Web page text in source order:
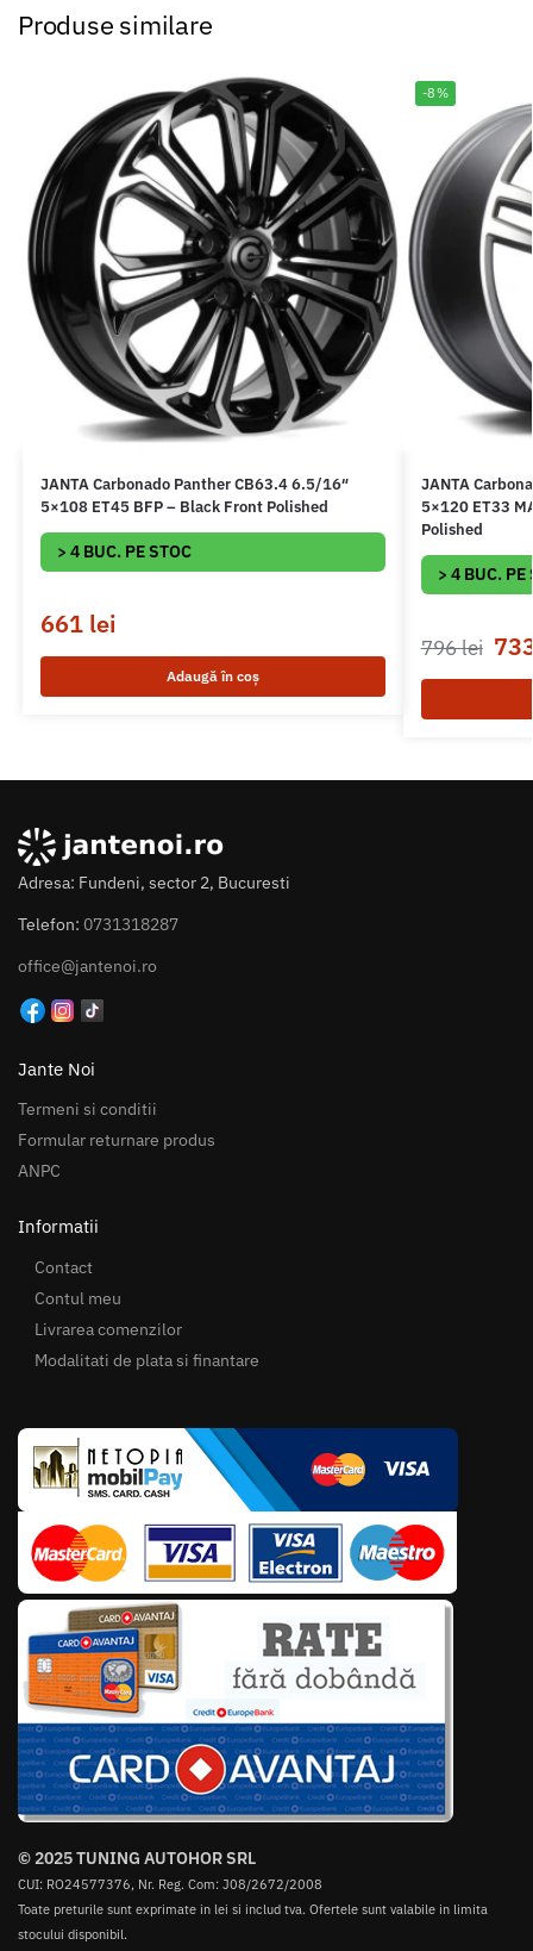
Produse similare
JANTA Carbonado Panther CB63.4 6.5/16″
5×108 ET45 BFP – Black Front Polished
> 4 BUC. PE STOC
661 lei
Adaugă în coș
-8%
JANTA
5×120 ET33
Polished
> 4 BUC. PE
796lei
Adresa: Fundeni, sector 2, Bucuresti
Telefon: 0731318287
office@jantenoi.ro
Jante Noi
Termeni si conditii
Formular returnare produs
ANPC
Informatii
Contact
Contul meu
Livrarea comenzilor
Modalitati de plata si finantare
© 2025 TUNING AUTOHOR SRL
CUI: RO24577376, Nr. Reg. Com: J08/2672/2008
Toate preturile sunt exprimate in lei si includ tva. Ofertele sunt valabile in limita
stocului disponibil.